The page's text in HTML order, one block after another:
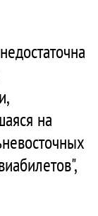
на